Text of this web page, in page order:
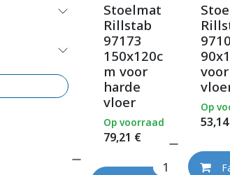
Stoelmat
Rillstab
97173
150x120c
m voor
harde
vloer
79,21 €
Op voorraad 53,14
Op